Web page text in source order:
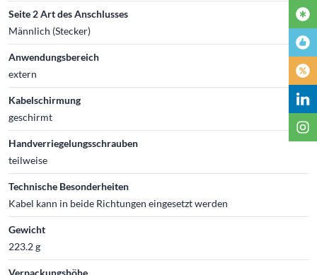
Seite 2 Art des Anschlusses
Männlich (Stecker)
Anwendungsbereich
extern
Kabelschirmung
geschirmt
Handverriegelungsschrauben
teilweise
Technische Besonderheiten
Kabel kann in beide Richtungen eingesetzt werden
Gewicht
223.2 g
Verpackungshöhe